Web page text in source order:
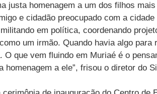
justa homenagem a um dos filhos
e cidadão preocupado com a
em política, coordenando
um irmão. Quando havia algo
O que vem fluindo em Muriaé é o
homenagem a ele”, frisou o diretor do